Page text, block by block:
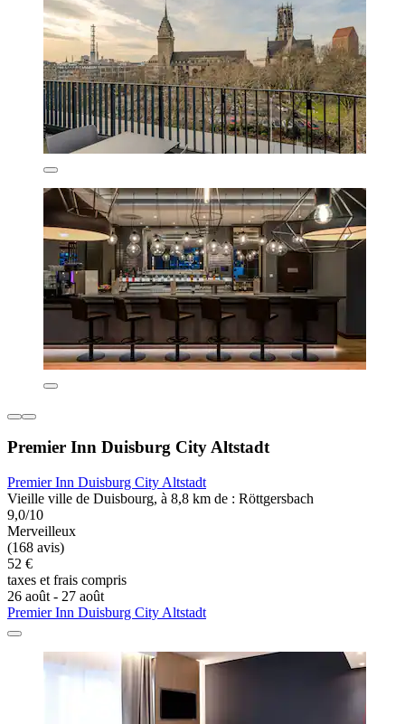
Premier Inn Duisburg City Altstadt
Premier Inn Duisburg City Altstadt
Vieille ville de Duisbourg, à 8,8 km de : Röttgersbach
9,0/10
Merveilleux
(168 avis)
52 €
taxes et frais compris
26 août - 27 août
Premier Inn Duisburg City Altstadt